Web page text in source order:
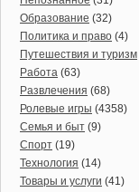
Образование (32)
Политика и право (4)
Путешествия и туризм
Работа (63)
Развлечения (68)
Ролевые игры (4358)
Семья и быт (9)
Спорт (19)
Технология (14)
Товары и услуги (41)